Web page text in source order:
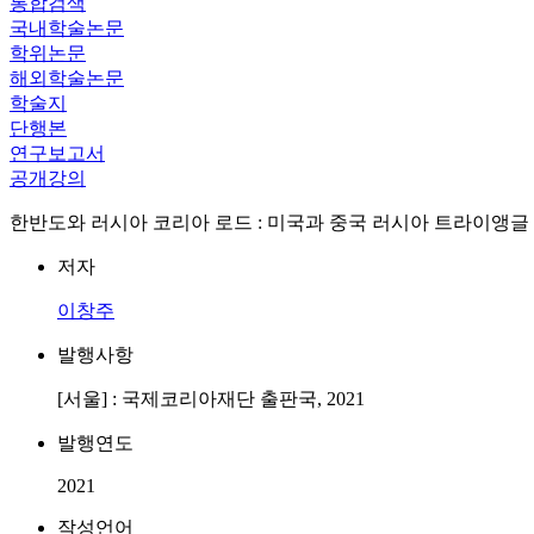
국내학술논문
학위논문
해외학술논문
학술지
단행본
연구보고서
공개강의
한반도와 러시아 코리아 로드 : 미국과 중국 러시아 트라이앵글
저자
이창주
발행사항
[서울] : 국제코리아재단 출판국, 2021
발행연도
2021
작성언어